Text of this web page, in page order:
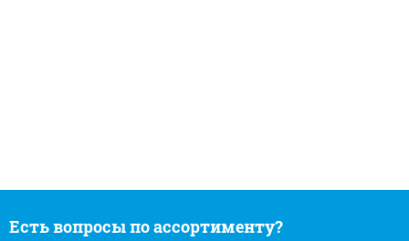
Есть вопросы по ассортименту?